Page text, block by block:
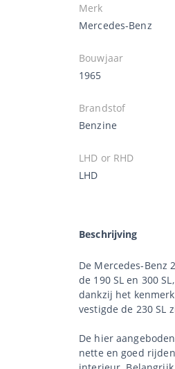
Merk
Mercedes-Benz
Bouwjaar
1965
Brandstof
Benzine
LHD or RHD
LHD
Beschrijving
De Mercedes-Benz
de 190 SL en 300
dankzij het
vestigde de 230 SL
De hier
nette en goed